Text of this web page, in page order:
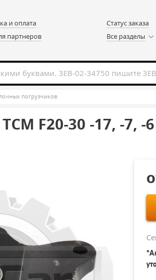
и оплата
партнеров
Статус заказа
Все разделы
погрузчиков
F20-30 -17, -7, -6